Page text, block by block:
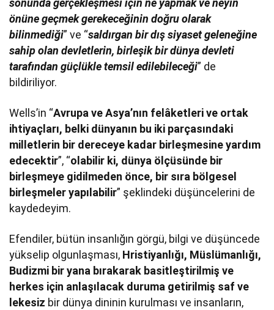
sonunda gerçekleşmesi için ne yapmak ve neyin
önüne geçmek gerekeceğinin doğru olarak
bilinmediği” ve “saldırgan bir dış siyaset geleneğine
sahip olan devletlerin, birleşik bir dünya devleti
tarafından güçlükle temsil edilebileceği” de
bildiriliyor.
Wells’in “Avrupa ve Asya’nın felâketleri ve ortak
ihtiyaçları, belki dünyanın bu iki parçasındaki
milletlerin bir dereceye kadar birleşmesine yardım
edecektir”, “olabilir ki, dünya ölçüsünde bir
birleşmeye gidilmeden önce, bir sıra bölgesel
birleşmeler yapılabilir” şeklindeki düşüncelerini de
kaydedeyim.
Efendiler, bütün insanlığın görgü, bilgi ve düşüncede
yükselip olgunlaşması, Hristiyanlığı, Müslümanlığı,
Budizmi bir yana bırakarak basitleştirilmiş ve
herkes için anlaşılacak duruma getirilmiş saf ve
lekesiz bir dünya dininin kurulması ve insanların,